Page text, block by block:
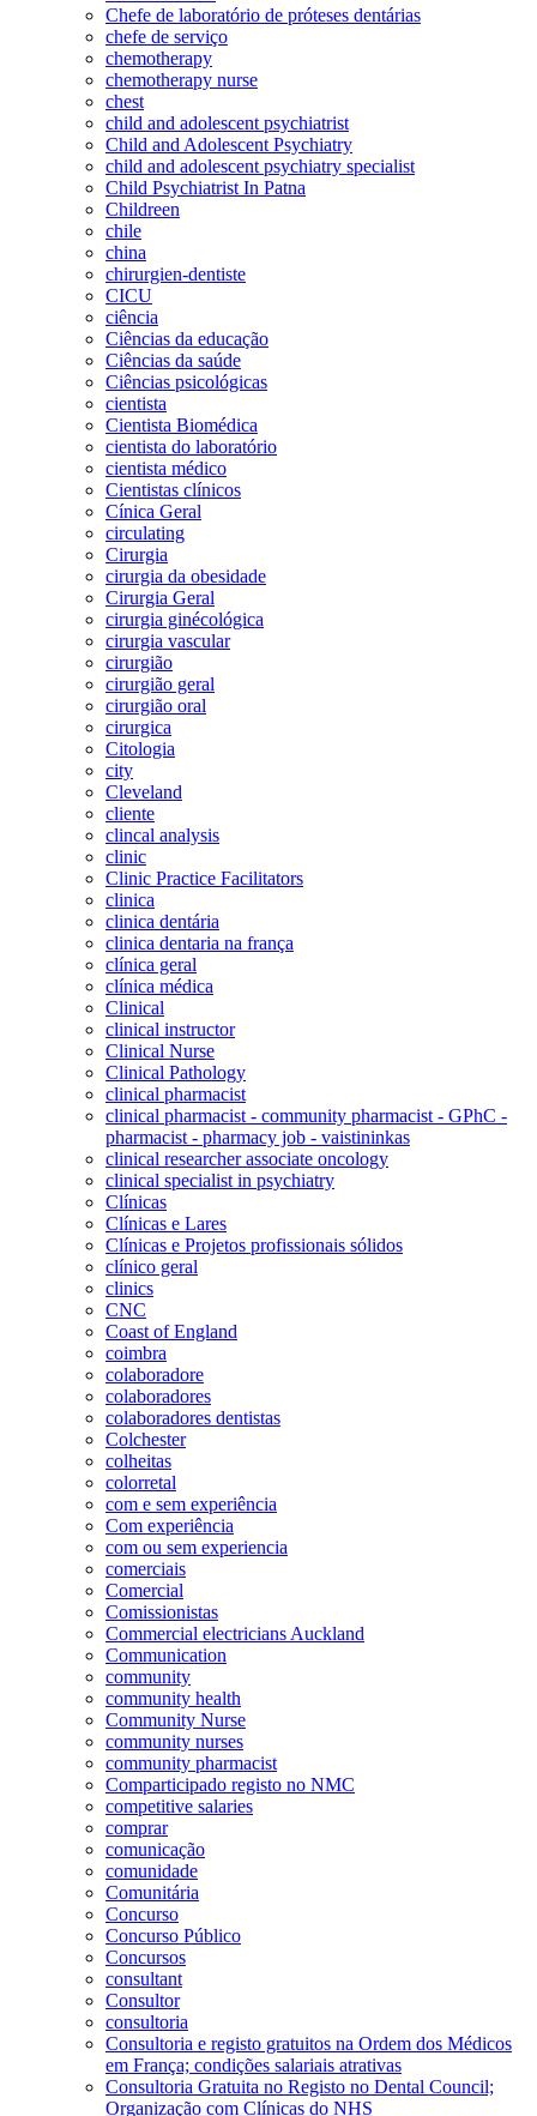
Chefe de laboratório de próteses dentárias
chefe de serviço
chemotherapy
chemotherapy nurse
chest
child and adolescent psychiatrist
Child and Adolescent Psychiatry
child and adolescent psychiatry specialist
Child Psychiatrist In Patna
Childreen
chile
china
chirurgien-dentiste
CICU
ciência
Ciências da educação
Ciências da saúde
Ciências psicológicas
cientista
Cientista Biomédica
cientista do laboratório
cientista médico
Cientistas clínicos
Cínica Geral
circulating
Cirurgia
cirurgia da obesidade
Cirurgia Geral
cirurgia ginécológica
cirurgia vascular
cirurgião
cirurgião geral
cirurgião oral
cirurgica
Citologia
city
Cleveland
cliente
clincal analysis
clinic
Clinic Practice Facilitators
clinica
clinica dentária
clinica dentaria na frança
clínica geral
clínica médica
Clinical
clinical instructor
Clinical Nurse
Clinical Pathology
clinical pharmacist
clinical pharmacist - community pharmacist - GPhC -
pharmacist - pharmacy job - vaistininkas
clinical researcher associate oncology
clinical specialist in psychiatry
Clínicas
Clínicas e Lares
Clínicas e Projetos profissionais sólidos
clínico geral
clinics
CNC
Coast of England
coimbra
colaboradore
colaboradores
colaboradores dentistas
Colchester
colheitas
colorretal
com e sem experiência
Com experiência
com ou sem experiencia
comerciais
Comercial
Comissionistas
Commercial electricians Auckland
Communication
community
community health
Community Nurse
community nurses
community pharmacist
Comparticipado registo no NMC
competitive salaries
comprar
comunicação
comunidade
Comunitária
Concurso
Concurso Público
Concursos
consultant
Consultor
consultoria
Consultoria e registo gratuitos na Ordem dos Médicos
em França; condições salariais atrativas
Consultoria Gratuita no Registo no Dental Council;
Organização com Clínicas do NHS